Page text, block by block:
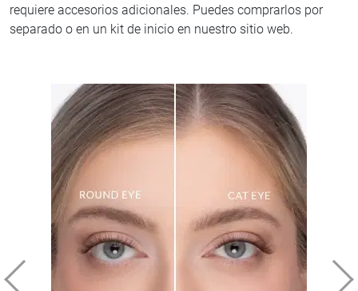
requiere accesorios adicionales. Puedes comprarlos por
separado o en un kit de inicio en nuestro sitio web.